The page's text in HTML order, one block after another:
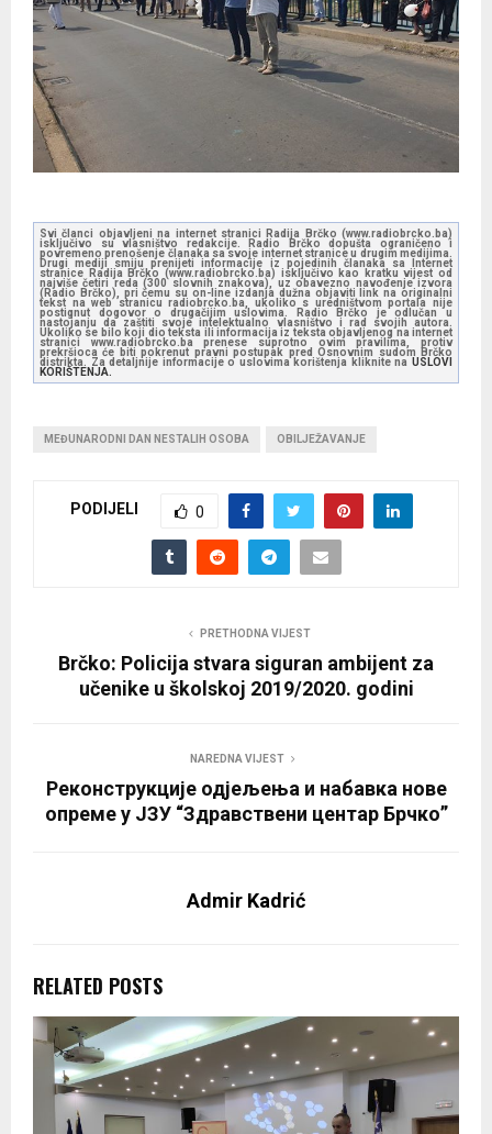
Svi članci objavljeni na internet stranici Radija Brčko (www.radiobrcko.ba)
isključivo su vlasništvo redakcije. Radio Brčko dopušta ograničeno i
povremeno prenošenje članaka sa svoje internet stranice u drugim medijima.
Drugi mediji smiju prenijeti informacije iz pojedinih članaka sa Internet
stranice Radija Brčko (www.radiobrcko.ba) isključivo kao kratku vijest od
najviše četiri reda (300 slovnih znakova), uz obavezno navođenje izvora
(Radio Brčko), pri čemu su on-line izdanja dužna objaviti link na originalni
tekst na web stranicu radiobrcko.ba, ukoliko s uredništvom portala nije
postignut dogovor o drugačijim uslovima. Radio Brčko je odlučan u
nastojanju da zaštiti svoje intelektualno vlasništvo i rad svojih autora.
Ukoliko se bilo koji dio teksta ili informacija iz teksta objavljenog na internet
stranici www.radiobrcko.ba prenese suprotno ovim pravilima, protiv
prekršioca će biti pokrenut pravni postupak pred Osnovnim sudom Brčko
distrikta. Za detaljnije informacije o uslovima korištenja kliknite na USLOVI
KORIŠTENJA.
MEĐUNARODNI DAN NESTALIH OSOBA OBILJEŽAVANJE
PODIJELI 0
PRETHODNA VIJEST
Brčko: Policija stvara siguran ambijent za
učenike u školskoj 2019/2020. godini
NAREDNA VIJEST
Реконструкције одјељења и набавка нове
опреме у ЈЗУ “Здравствени центар Брчко”
Admir Kadrić
RELATED POSTS